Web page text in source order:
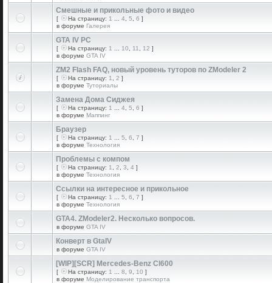
Смешные и прикольные фото и видео
[ На страницу: 1 4 5 6 ]
в форуме Галерея
GTA IV PC
[ На страницу: 1 10 11 12 ]
в форуме GTA IV
ZM2 Flash FAQ, новый уровень туторов по ZModeler 2
[ На страницу: 1 2 ]
в форуме Туториалы
Замена Дома Сиджея
[ На страницу: 1 4 5 6 ]
в форуме Маппинг
Браузер
[ На страницу: 1 5 6 7 ]
в форуме Технология
Проблемы с компом
[ На страницу: 1 2 3 4 ]
в форуме Технология
Ссылки на интересное и прикольное
[ На страницу: 1 5 6 7 ]
в форуме Технология
GTA4. ZModeler2. Несколько вопросов.
в форуме GTA IV
Конверт в GtaIV
в форуме GTA IV
[WIP][SCR] Mercedes-Benz Cl600
[ На страницу: 1 8 9 10 ]
в форуме Моделирование транспорта